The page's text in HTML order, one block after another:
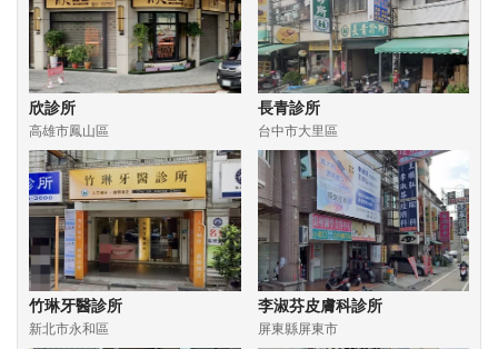
欣診所
高雄市鳳山區
長青診所
台中市大里區
竹琳牙醫診所
新北市永和區
李淑芬皮膚科診所
屏東縣屏東市